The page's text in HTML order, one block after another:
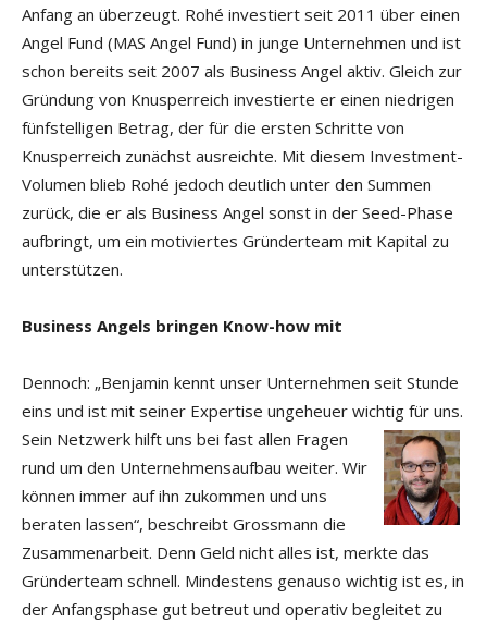
Anfang an überzeugt. Rohé investiert seit 2011 über einen
Angel Fund (MAS Angel Fund) in junge Unternehmen und ist
schon bereits seit 2007 als Business Angel aktiv. Gleich zur
Gründung von Knusperreich investierte er einen niedrigen
fünfstelligen Betrag, der für die ersten Schritte von
Knusperreich zunächst ausreichte. Mit diesem Investment-
Volumen blieb Rohé jedoch deutlich unter den Summen
zurück, die er als Business Angel sonst in der Seed-Phase
aufbringt, um ein motiviertes Gründerteam mit Kapital zu
unterstützen.
Business Angels bringen Know-how mit
Dennoch: „Benjamin kennt unser Unternehmen seit Stunde
eins und ist mit seiner Expertise ungeheuer wichtig für uns.
Sein Netzwerk hilft uns bei fast allen Fragen
rund um den Unternehmensaufbau weiter. Wir
können immer auf ihn zukommen und uns
beraten lassen“, beschreibt Grossmann die
Zusammenarbeit. Denn Geld nicht alles ist, merkte das
Gründerteam schnell. Mindestens genauso wichtig ist es, in
der Anfangsphase gut betreut und operativ begleitet zu